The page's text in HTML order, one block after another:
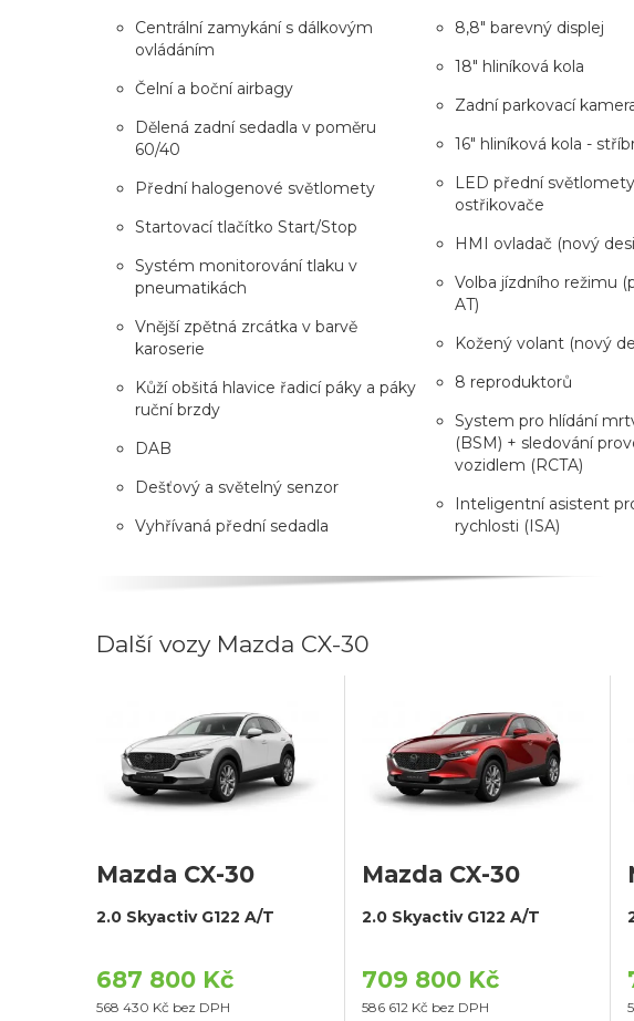
Centrální zamykání s dálkovým
ovládáním
Čelní a boční airbagy
Dělená zadní sedadla v poměru
60/40
Přední halogenové světlomety
Startovací tlačítko Start/Stop
Systém monitorování tlaku v
pneumatikách
Vnější zpětná zrcátka v barvě
karoserie
Kůží obšitá hlavice řadicí páky a páky
ruční brzdy
DAB
Dešťový a světelný senzor
Vyhřívaná přední sedadla
8,8" barevný displej
18" hliníková kola
Zadní parkovací
16" hliníková kola -
LED přední
ostřikovače
HMI ovladač (nový
Volba jízdního režimu
AT)
Kožený volant (nový
8 reproduktorů
System pro hlídání
(BSM) + sledování
vozidlem (RCTA)
Inteligentní asistent
rychlosti (ISA)
Další vozy Mazda CX-30
Mazda CX-30
2.0 Skyactiv G122 A/T
687 800 Kč
568 430 Kč bez DPH
Mazda CX-30
2.0 Skyactiv G122 A/T
709 800 Kč
586 612 Kč bez DPH